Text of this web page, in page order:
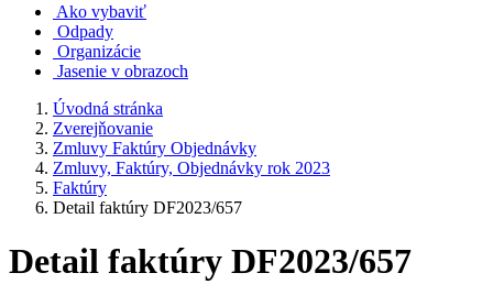
Ako vybaviť
Odpady
Organizácie
Jasenie v obrazoch
Úvodná stránka
Zverejňovanie
Zmluvy Faktúry Objednávky
Zmluvy, Faktúry, Objednávky rok 2023
Faktúry
Detail faktúry DF2023/657
Detail faktúry DF2023/657